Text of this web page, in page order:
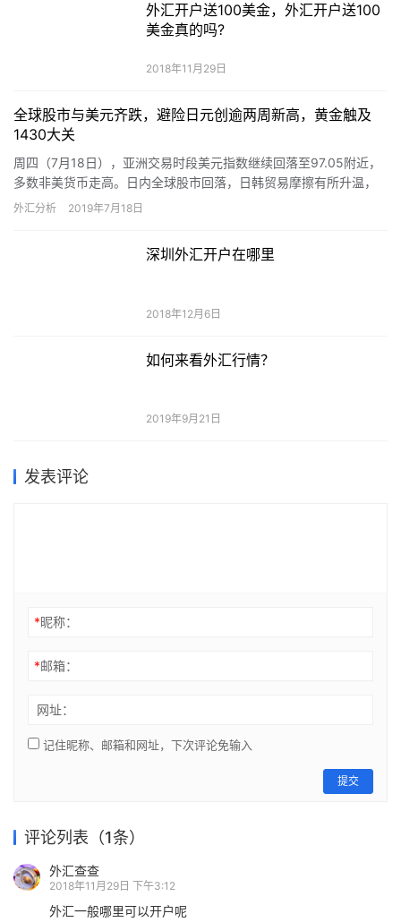
外汇开户送100美金，外汇开户送100
美金真的吗?
2018年11月29日
全球股市与美元齐跌，避险日元创逾两周新高，黄金触及
1430大关
周四（7月18日），亚洲交易时段美元指数继续回落至97.05附近，
多数非美货币走高。日内全球股市回落，日韩贸易摩擦有所升温，
避险需求有所升温，随着亚洲地区股市跌势加深，杠杆和宏观基…
外汇分析 2019年7月18日
深圳外汇开户在哪里
2018年12月6日
如何来看外汇行情？
2019年9月21日
发表评论
*昵称：
*邮箱：
网址：
记住昵称、邮箱和网址，下次评论免输入
提交
评论列表（1条）
外汇查查
2018年11月29日 下午3:12
外汇一般哪里可以开户呢